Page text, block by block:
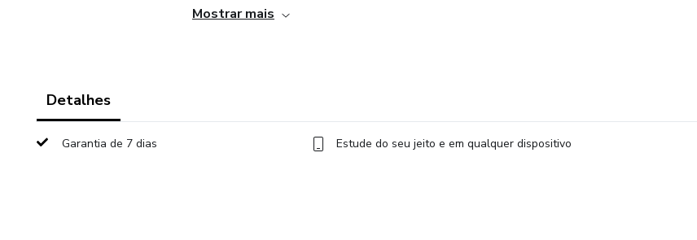
estão em alta agora — e continua recebendo **novos métodos, estratégias e
✔ Desenvolver imagens impactantes e criativas
Mostrar mais
Detalhes
Garantia de 7 dias Estude do seu jeito e em qualquer dispositivo